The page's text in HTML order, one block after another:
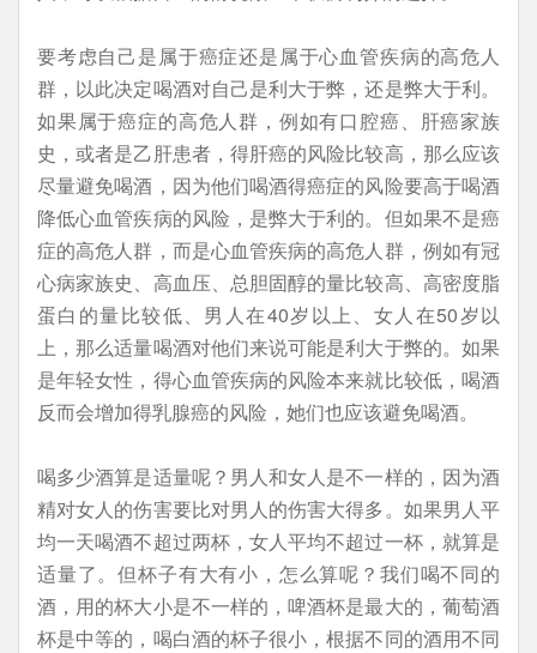
要考虑自己是属于癌症还是属于心血管疾病的高危人
群，以此决定喝酒对自己是利大于弊，还是弊大于利。
如果属于癌症的高危人群，例如有口腔癌、肝癌家族
史，或者是乙肝患者，得肝癌的风险比较高，那么应该
尽量避免喝酒，因为他们喝酒得癌症的风险要高于喝酒
降低心血管疾病的风险，是弊大于利的。但如果不是癌
症的高危人群，而是心血管疾病的高危人群，例如有冠
心病家族史、高血压、总胆固醇的量比较高、高密度脂
蛋白的量比较低、男人在40岁以上、女人在50岁以
上，那么适量喝酒对他们来说可能是利大于弊的。如果
是年轻女性，得心血管疾病的风险本来就比较低，喝酒
反而会增加得乳腺癌的风险，她们也应该避免喝酒。
喝多少酒算是适量呢？男人和女人是不一样的，因为酒
精对女人的伤害要比对男人的伤害大得多。如果男人平
均一天喝酒不超过两杯，女人平均不超过一杯，就算是
适量了。但杯子有大有小，怎么算呢？我们喝不同的
酒，用的杯大小是不一样的，啤酒杯是最大的，葡萄酒
杯是中等的，喝白酒的杯子很小，根据不同的酒用不同